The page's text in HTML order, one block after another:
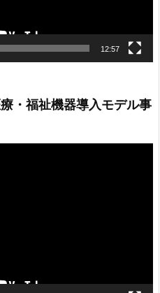
12:57
・福祉機器導入モデル事